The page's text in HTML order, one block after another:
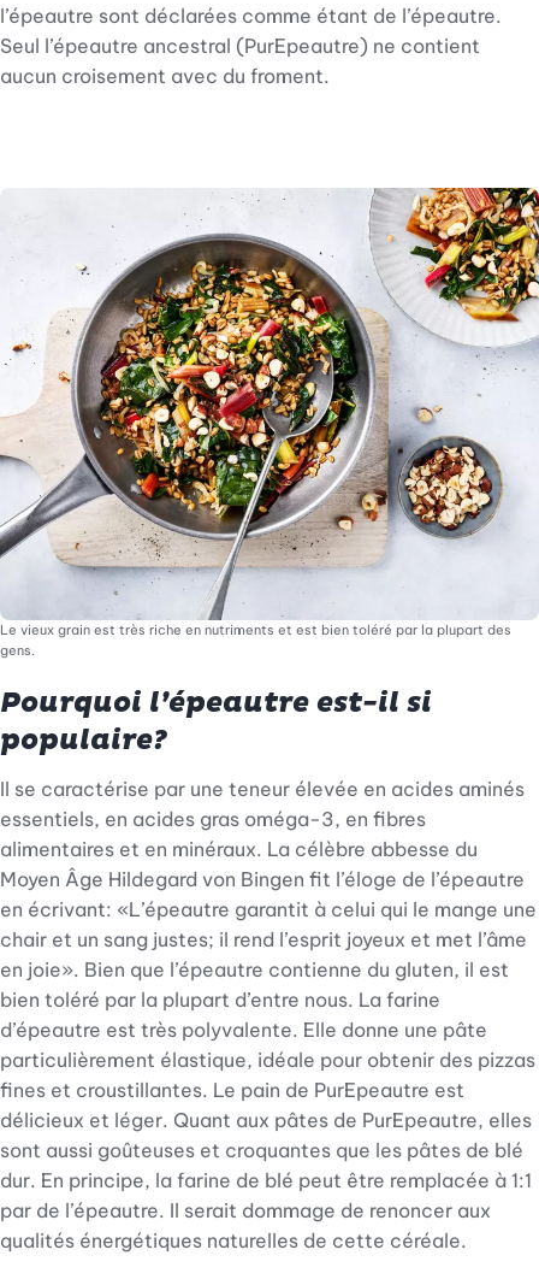
l’épeautre sont déclarées comme étant de l’épeautre.
Seul l’épeautre ancestral (PurEpeautre) ne contient
aucun croisement avec du froment.
Le vieux grain est très riche en nutriments et est bien toléré par la plupart des
gens.
Pourquoi l’épeautre est-il si
populaire?
Il se caractérise par une teneur élevée en acides aminés
essentiels, en acides gras oméga-3, en fibres
alimentaires et en minéraux. La célèbre abbesse du
Moyen Âge Hildegard von Bingen fit l’éloge de l’épeautre
en écrivant: «L’épeautre garantit à celui qui le mange une
chair et un sang justes; il rend l’esprit joyeux et met l’âme
en joie». Bien que l’épeautre contienne du gluten, il est
bien toléré par la plupart d’entre nous. La farine
d’épeautre est très polyvalente. Elle donne une pâte
particulièrement élastique, idéale pour obtenir des pizzas
fines et croustillantes. Le pain de PurEpeautre est
délicieux et léger. Quant aux pâtes de PurEpeautre, elles
sont aussi goûteuses et croquantes que les pâtes de blé
dur. En principe, la farine de blé peut être remplacée à 1:1
par de l’épeautre. Il serait dommage de renoncer aux
qualités énergétiques naturelles de cette céréale.